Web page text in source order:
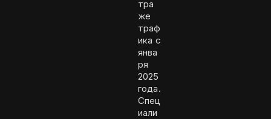
тра
же
траф
ика с
янва
ря
2025
года.
Спец
иали